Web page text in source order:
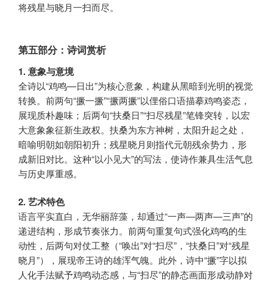
将残星与晓月一扫而尽。
第五部分：诗词赏析
1. 意象与意境
全诗以“鸡鸣—日出”为核心意象，构建从黑暗到光明的视觉
转换。前两句“撅一撅”“撅两撅”以俚俗口语描摹鸡鸣姿态，
展现质朴趣味；后两句“扶桑日”“扫尽残星”笔锋突转，以宏
大意象象征新生政权。扶桑为东方神树，太阳升起之处，
暗喻明朝如朝阳初升；残星晓月则指代元朝残余势力，形
成新旧对比。这种“以小见大”的写法，使诗作兼具生活气息
与历史厚重感。
2. 艺术特色
语言平实直白，无华丽辞藻，却通过“一声—两声—三声”的
递进结构，形成节奏张力。前两句重复句式强化鸡鸣的生
动性，后两句对仗工整（“唤出”对“扫尽”，“扶桑日”对“残星
晓月”），展现帝王诗的雄浑气魄。此外，诗中“撅”字以拟
人化手法赋予鸡鸣动态感，与“扫尽”的静态画面形成动静对